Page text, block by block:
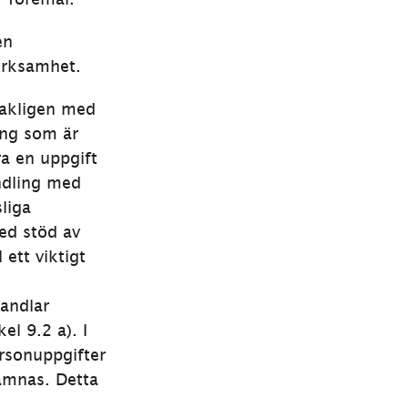
med
webbplats, öppnas i nytt fönster.
som är
en uppgift
med
stöd av
ett viktigt
9.2 a). I
Detta